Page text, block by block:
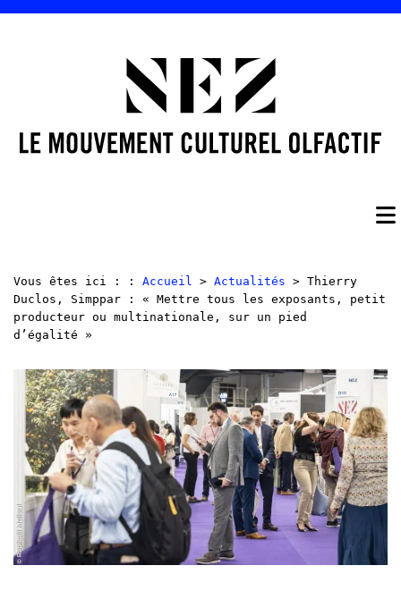
Vous êtes ici : : Accueil > Actualités > Thierry
Duclos, Simppar : « Mettre tous les exposants, petit
producteur ou multinationale, sur un pied
d’égalité »